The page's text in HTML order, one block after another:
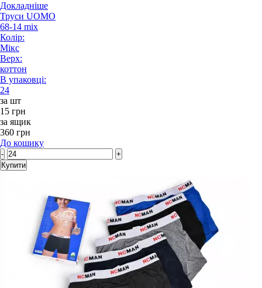
Докладніше
Труси UOMO
68-14 mix
Колір:
Мікс
Верх:
коттон
В упаковці:
24
за шт
15 грн
за ящик
360 грн
До кошику
-
+
Купити